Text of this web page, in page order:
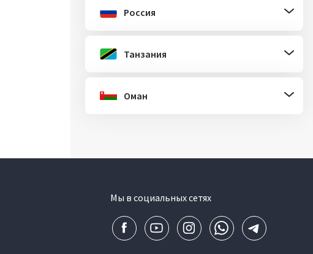
Россия
Танзания
Оман
Мы в социальных сетях